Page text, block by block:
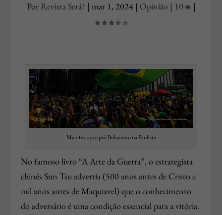
Por Revista Será? | mar 1, 2024| Opinião | 10 |
Manifestação pró Bolsonaro na Paulista
No famoso livro “A Arte da Guerra”, o estrategista
chinês Sun Tsu advertia (500 anos antes de Cristo e
mil anos antes de Maquiavel) que o conhecimento
do adversário é uma condição essencial para a vitória.